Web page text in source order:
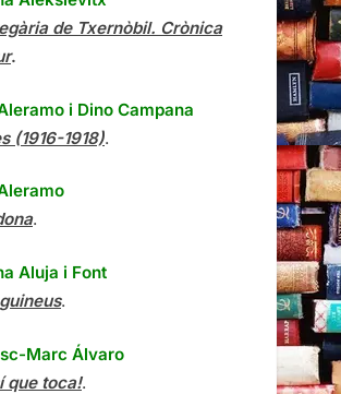
de Txernòbil. Crònica
.
i Dino Campana
(1916-1918).
.
Aluja i Font
.
Marc Álvaro
que toca!.